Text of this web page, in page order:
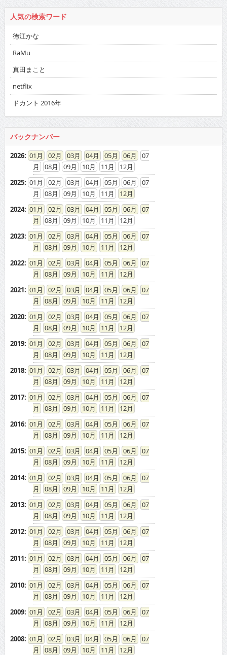
人気の検索ワード
徳江かな
RaMu
真田まこと
netflix
ドカント 2016年
バックナンバー
2026: 01 02 03 04 05 06
07
08
09 10 11
12
2025: 01 02 03 04 05 06
07
08
09 10 11
12
2024: 01 02 03 04 05 06
07
08
09 10 11
12
2023: 01 02 03 04 05 06
07
08
09 10 11
12
2022: 01 02 03 04 05 06
07
08
09 10 11
12
2021: 01 02 03 04 05 06
07
08
09 10 11
12
2020: 01 02 03 04 05 06
07
08
09 10 11
12
2019: 01 02 03 04 05 06
07
08
09 10 11
12
2018: 01 02 03 04 05 06
07
08
09 10 11
12
2017: 01 02 03 04 05 06
07
08
09 10 11
12
2016: 01 02 03 04 05 06
07
08
09 10 11
12
2015: 01 02 03 04 05 06
07
08
09 10 11
12
2014: 01 02 03 04 05 06
07
08
09 10 11
12
2013: 01 02 03 04 05 06
07
08
09 10 11
12
2012: 01 02 03 04 05 06
07
08
09 10 11
12
2011: 01 02 03 04 05 06
07
08
09 10 11
12
2010: 01 02 03 04 05 06
07
08
09 10 11
12
2009: 01 02 03 04 05 06
07
08
09 10 11
12
2008: 01 02 03 04 05 06
07
08
09 10 11
12